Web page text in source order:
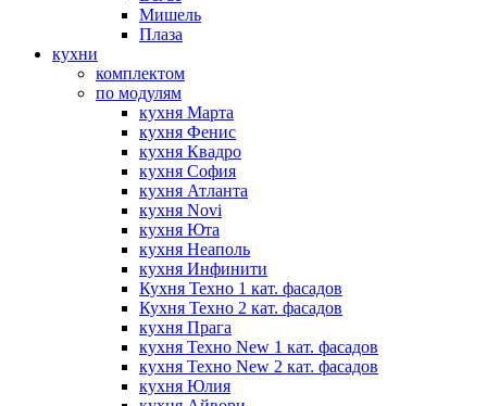
Мишель
Плаза
кухни
комплектом
по модулям
кухня Марта
кухня Фенис
кухня Квадро
кухня София
кухня Атланта
кухня Novi
кухня Юта
кухня Неаполь
кухня Инфинити
Кухня Техно 1 кат. фасадов
Кухня Техно 2 кат. фасадов
кухня Прага
кухня Техно New 1 кат. фасадов
кухня Техно New 2 кат. фасадов
кухня Юлия